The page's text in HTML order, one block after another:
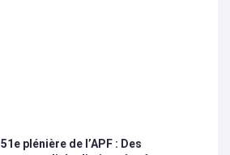
51e plénière de l’APF : Des